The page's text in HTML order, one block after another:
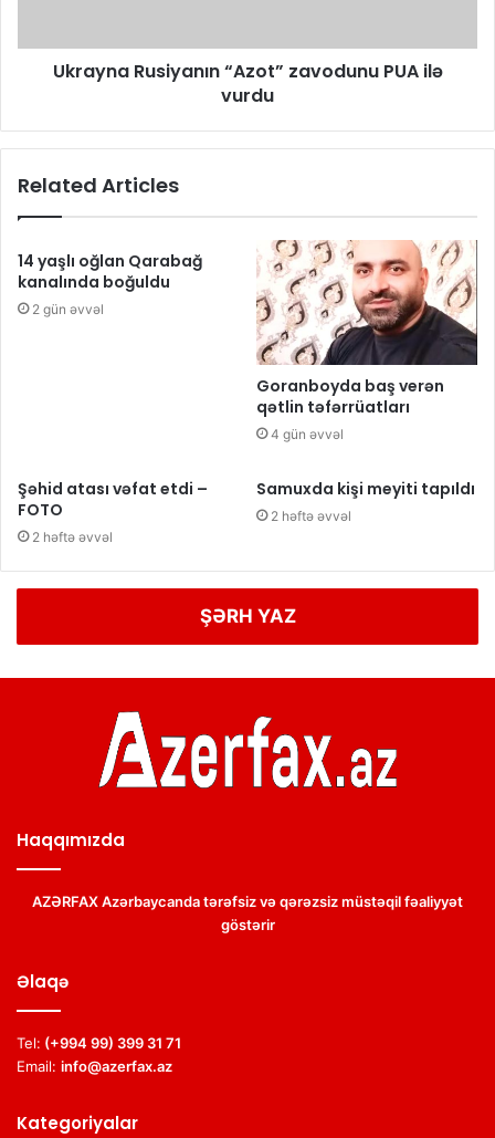
Ukrayna Rusiyanın “Azot” zavodunu PUA ilə
vurdu
Related Articles
14 yaşlı oğlan Qarabağ
kanalında boğuldu
2 gün əvvəl
Goranboyda baş verən
qətlin təfərrüatları
4 gün əvvəl
Şəhid atası vəfat etdi –
FOTO
2 həftə əvvəl
Samuxda kişi meyiti tapıldı
2 həftə əvvəl
ŞƏRH YAZ
Haqqımızda
AZƏRFAX Azərbaycanda tərəfsiz və qərəzsiz müstəqil fəaliyyət
göstərir
Əlaqə
Tel: (+994 99) 399 31 71
Email: info@azerfax.az
Kategoriyalar